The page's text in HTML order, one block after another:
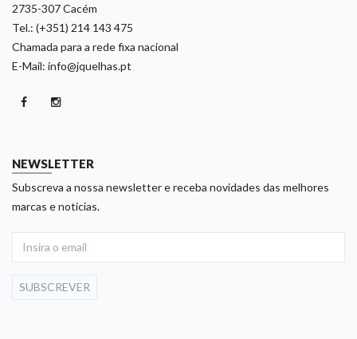
2735-307 Cacém
Tel.: (+351) 214 143 475
Chamada para a rede fixa nacional
E-Mail: info@jquelhas.pt
NEWSLETTER
Subscreva a nossa newsletter e receba novidades das melhores
marcas e noticias.
SUBSCREVER